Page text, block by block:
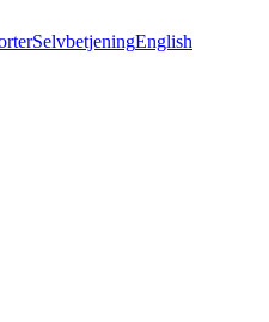
SelvbetjeningEnglish